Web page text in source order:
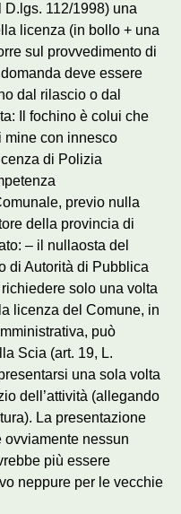
D.lgs. 112/1998) una
licenza (in bollo + una
sul provvedimento di
deve essere
dal rilascio o dal
Il fochino è colui che
mine con innesco
di Polizia
previo nulla
della provincia di
– il nullaosta del
di Autorità di Pubblica
solo una volta
licenza del Comune, in
può
Scia (art. 19, L.
una sola volta
dell’attività (allegando
La presentazione
nessun
più essere
neppure per le vecchie